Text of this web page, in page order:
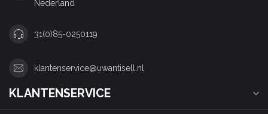
Nederland
31(0)85-0250119
klantenservice@uwantisell.nl
KLANTENSERVICE